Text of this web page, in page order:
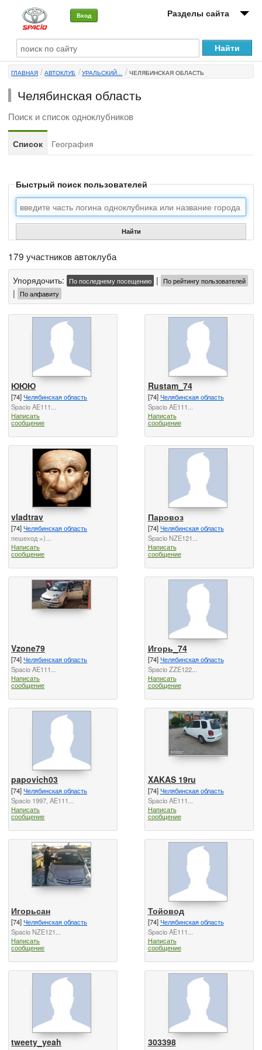
Вход Разделы сайта
О машине
Автоклуб
Форумы
Сервисы и услуги
ГЛАВНАЯ АВТОКЛУБ УРАЛЬСКИЙ... ЧЕЛЯБИНСКАЯ ОБЛАСТЬ
Челябинская область
Поиск и список одноклубников
Список География
Быстрый поиск пользователей
Найти
179 участников автоклуба
Упорядочить: По последнему посещению | По рейтингу пользователей
| По алфавиту
ЮЮЮ
[74]Челябинская область
Spacio AE111...
Написать
сообщение
Rustam_74
[74]Челябинская область
Spacio AE111...
Написать
сообщение
vladtrav
[74]Челябинская область
пешеход =)...
Написать
сообщение
Паровоз
[74]Челябинская область
Spacio NZE121...
Написать
сообщение
Vzone79
[74]Челябинская область
Spacio AE111...
Написать
сообщение
Игорь_74
[74]Челябинская область
Spacio ZZE122...
Написать
сообщение
papovich03
[74]Челябинская область
Spacio 1997, AE111...
Написать
сообщение
XAKAS 19ru
[74]Челябинская область
Spacio AE111...
Написать
сообщение
Игорьсан
[74]Челябинская область
Spacio NZE121...
Написать
сообщение
Тойовод
[74]Челябинская область
Spacio AE111...
Написать
сообщение
tweety_yeah 303398